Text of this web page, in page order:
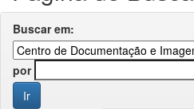
Buscar em:
por